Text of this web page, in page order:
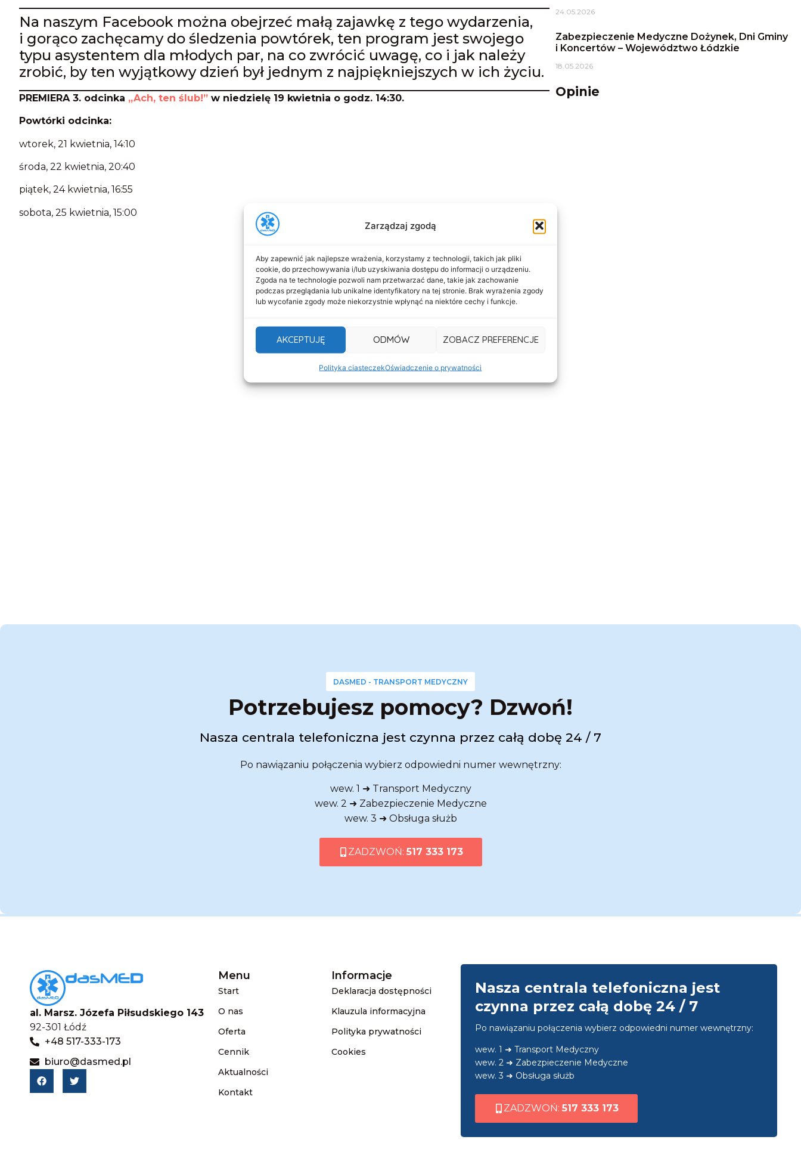
Zarządzaj zgodą
Aby zapewnić jak najlepsze wrażenia, korzystamy z technologii, takich jak pliki
cookie, do przechowywania i/lub uzyskiwania dostępu do informacji o urządzeniu.
Zgoda na te technologie pozwoli nam przetwarzać dane, takie jak zachowanie
podczas przeglądania lub unikalne identyfikatory na tej stronie. Brak wyrażenia zgody
lub wycofanie zgody może niekorzystnie wpłynąć na niektóre cechy i funkcje.
AKCEPTUJĘ ODMÓW ZOBACZ PREFERENCJE
Polityka ciasteczekOświadczenie o prywatności
Na naszym Facebook można obejrzeć małą zajawkę z tego wydarzenia,
i gorąco zachęcamy do śledzenia powtórek, ten program jest swojego
typu asystentem dla młodych par, na co zwrócić uwagę, co i jak należy
zrobić, by ten wyjątkowy dzień był jednym z najpiękniejszych w ich życiu.
PREMIERA 3. odcinka „Ach, ten ślub!” w niedzielę 19 kwietnia o godz. 14:30.
Powtórki odcinka:
wtorek, 21 kwietnia, 14:10
środa, 22 kwietnia, 20:40
piątek, 24 kwietnia, 16:55
sobota, 25 kwietnia, 15:00
24.05.2026
Zabezpieczenie Medyczne Dożynek, Dni Gminy
i Koncertów – Województwo Łódzkie
18.05.2026
Opinie
DASMED - TRANSPORT MEDYCZNY
Potrzebujesz pomocy? Dzwoń!
Nasza centrala telefoniczna jest czynna przez całą dobę 24 / 7
Po nawiązaniu połączenia wybierz odpowiedni numer wewnętrzny:
wew. 1 ➜ Transport Medyczny
wew. 2 ➜ Zabezpieczenie Medyczne
wew. 3 ➜ Obsługa służb
ZADZWOŃ: 517 333 173
al. Marsz. Józefa Piłsudskiego 143
92-301 Łódź
+48 517-333-173
biuro@dasmed.pl
Menu
Start
O nas
Oferta
Cennik
Aktualności
Kontakt
Informacje
Deklaracja dostępności
Klauzula informacyjna
Polityka prywatności
Cookies
Nasza centrala telefoniczna jest
czynna przez całą dobę 24 / 7
Po nawiązaniu połączenia wybierz odpowiedni numer wewnętrzny:
wew. 1 ➜ Transport Medyczny
wew. 2 ➜ Zabezpieczenie Medyczne
wew. 3 ➜ Obsługa służb
ZADZWOŃ:517 333 173